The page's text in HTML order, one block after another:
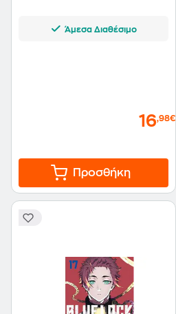
Άμεσα Διαθέσιμο
16,98€
Προσθήκη